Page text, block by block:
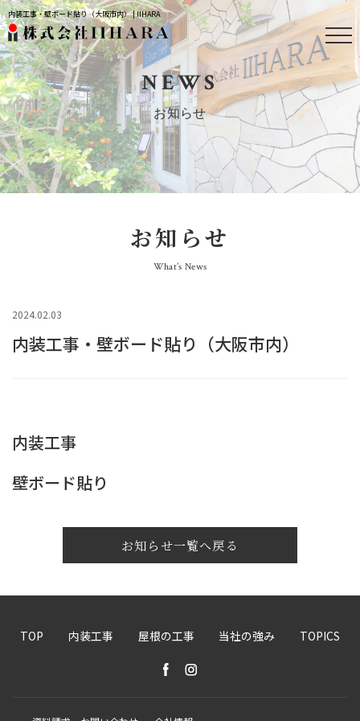
内装工事・壁ボード貼り（大阪市内） | IIHARA
NEWS
お知らせ
お知らせ
What’s News
2024.02.03
内装工事・壁ボード貼り（大阪市内）
内装工事
壁ボード貼り
お知らせ一覧へ戻る
TOP 内装工事 屋根の工事 当社の強み TOPICS